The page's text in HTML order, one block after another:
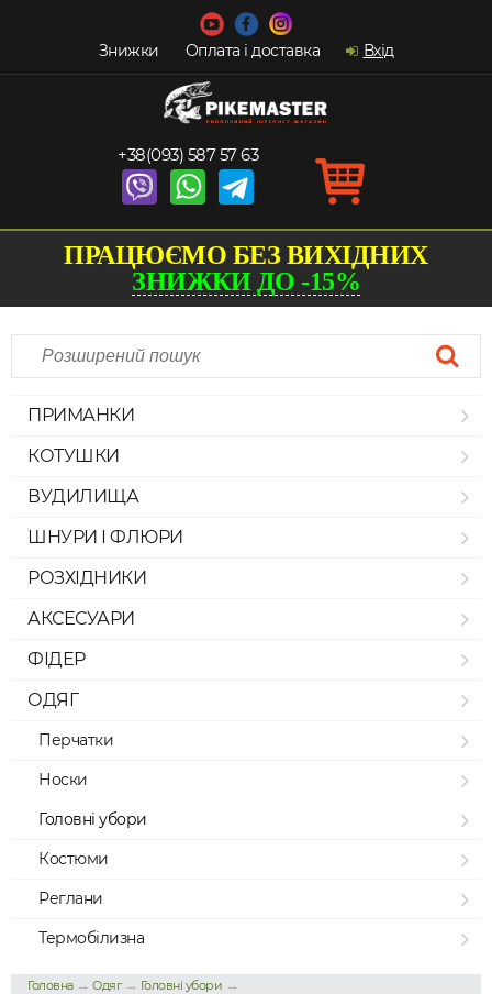
Знижки Оплата і доставка Вхід
+38(093) 587 57 63
ПРАЦЮЄМО БЕЗ ВИХІДНИХ
ЗНИЖКИ ДО -15%
ПРИМАНКИ
КОТУШКИ
ВУДИЛИЩА
ШНУРИ І ФЛЮРИ
РОЗХІДНИКИ
АКСЕСУАРИ
ФІДЕР
ОДЯГ
Перчатки
Носки
Головні убори
Костюми
Реглани
Термобілизна
Головна→ Одяг→ Головні убори →